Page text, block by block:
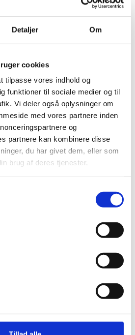
Detaljer Om
cookies
tilpasse vores indhold og
funktioner til sociale medier og til
Vi deler også oplysninger om
med vores partnere inden
og
partnere kan kombinere disse
du har givet dem, eller som
brug af deres tjenester.
DENMARK